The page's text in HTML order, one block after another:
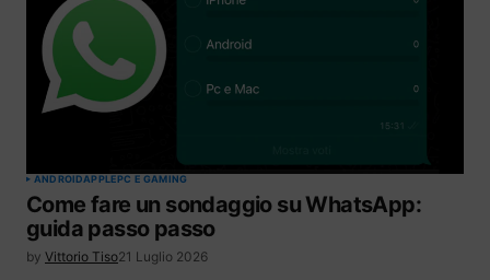
ANDROIDAPPLEPC E GAMING
Come fare un sondaggio su WhatsApp:
guida passo passo
by Vittorio Tiso21 Luglio 2026